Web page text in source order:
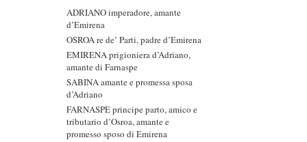
ADRIANO imperadore, amante
d’Emirena
OSROA re de’ Parti, padre d’Emirena
EMIRENA prigioniera d’Adriano,
amante di Farnaspe
SABINA amante e promessa sposa
d’Adriano
FARNASPE principe parto, amico e
tributario d’Osroa, amante e
promesso sposo di Emirena